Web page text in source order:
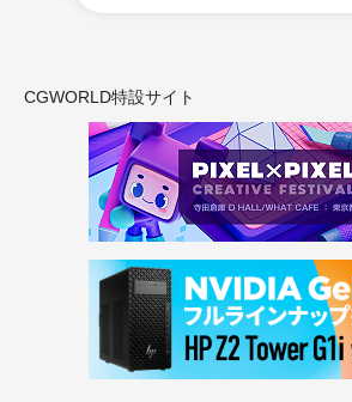
CGWORLD特設サイト